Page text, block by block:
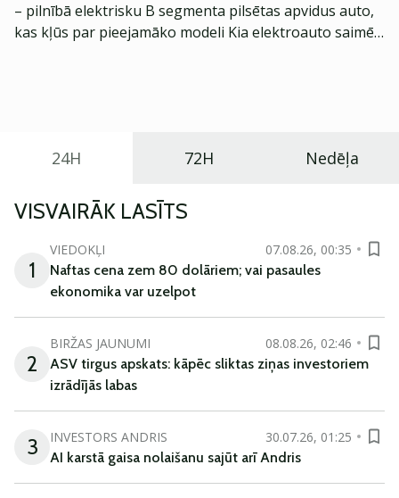
– pilnībā elektrisku B segmenta pilsētas apvidus auto,
kas kļūs par pieejamāko modeli Kia elektroauto saimē
24H 72H Nedēļa
VISVAIRĀK LASĪTS
1
VIEDOKĻI
07.08.26, 00:35
Naftas cena zem 80 dolāriem; vai pasaules
ekonomika var uzelpot
2
BIRŽAS JAUNUMI
08.08.26, 02:46
ASV tirgus apskats: kāpēc sliktas ziņas investoriem
izrādījās labas
3 INVESTORS ANDRIS
30.07.26, 01:25
AI karstā gaisa nolaišanu sajūt arī Andris